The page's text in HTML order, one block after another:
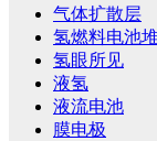
气体扩散层
氢燃料电池
氢眼所见
液氢
液流电池
膜电极